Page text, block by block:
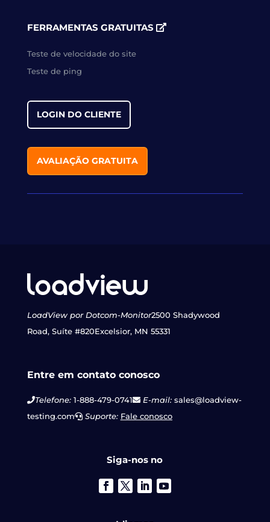
FERRAMENTAS GRATUITAS
Teste de velocidade do site
Teste de ping
LOGIN DO CLIENTE
AVALIAÇÃO GRATUITA
LoadView por Dotcom-Monitor2500 Shadywood
Road, Suíte #820Excelsior, MN 55331
Entre em contato conosco
Telefone:1-888-479-0741 E-mail:sales@loadview-
testing.com
Suporte: Fale conosco
Siga-nos no